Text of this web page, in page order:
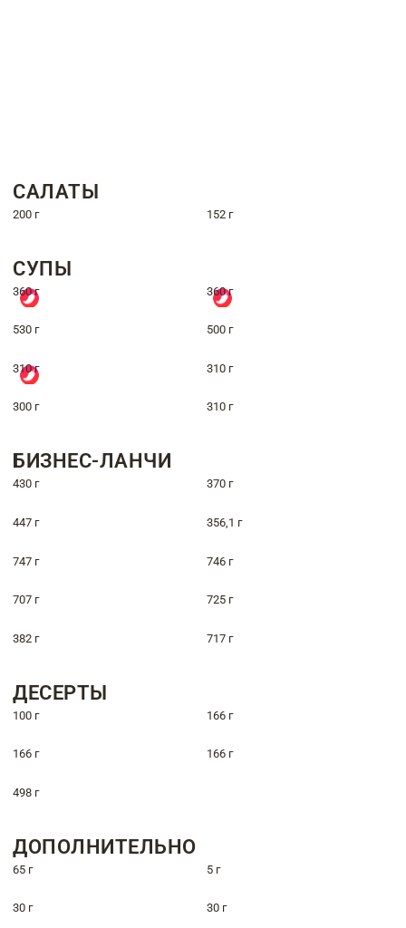
САЛАТЫ
200 г 152 г
СУПЫ
360 г 360 г
530 г 500 г
310 г 310 г
300 г 310 г
БИЗНЕС-ЛАНЧИ
430 г 370 г
447 г 356,1 г
747 г 746 г
707 г 725 г
382 г 717 г
ДЕСЕРТЫ
100 г 166 г
166 г 166 г
498 г
ДОПОЛНИТЕЛЬНО
65 г 5 г
30 г 30 г